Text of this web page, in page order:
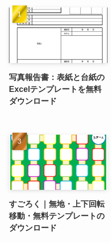
写真報告書：表紙と台紙の
Excelテンプレートを無料
ダウンロード
すごろく｜無地・上下回転
移動・無料テンプレートの
ダウンロード